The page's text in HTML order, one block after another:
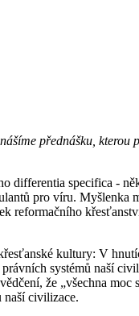
přednášku, kterou
differentia specifica -
pro víru. Myšlenka
reformačního
kultury: V
systémů naší
že „všechna moc
naší civilizace.